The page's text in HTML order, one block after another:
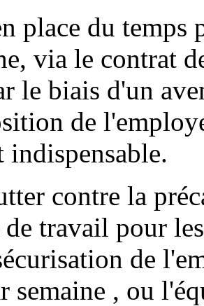
place du temps
via le contrat
le biais d'un
de
indispensable.
contre la
travail pour
de
semaine , ou